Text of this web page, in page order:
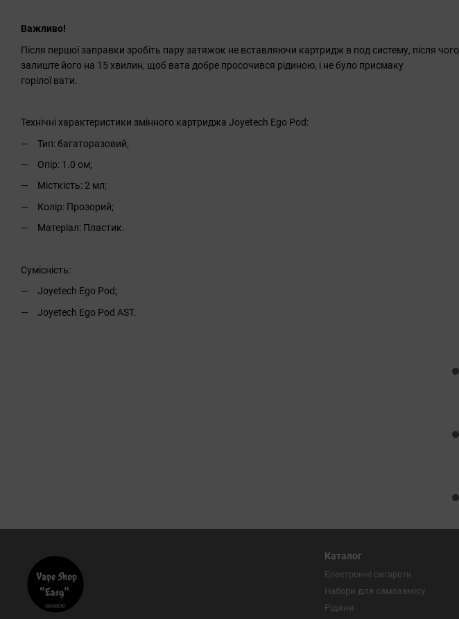
Важливо!
Після першої заправки зробіть пару затяжок не вставляючи картридж в под систему, після чого
залиште його на 15 хвилин, щоб вата добре просочився рідиною, і не було присмаку
горілої вати.
Технічні характеристики змінного картриджа Joyetech Ego Pod:
Тип: багаторазовий;
Опір: 1.0 ом;
Місткість: 2 мл;
Колір: Прозорий;
Матеріал: Пластик.
Сумісність:
Joyetech Ego Pod;
Joyetech Ego Pod AST.
Каталог
Електронні сигарети
Набори для самозамісу
Рідини